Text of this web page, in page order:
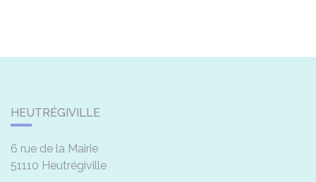
HEUTRÉGIVILLE
6 rue de la Mairie
51110 Heutrégiville